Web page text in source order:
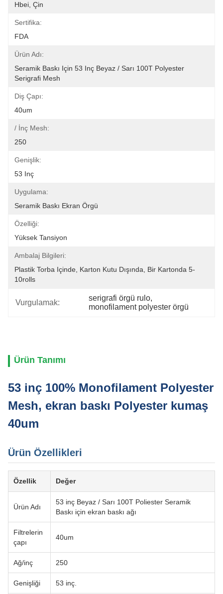
Hbei, Çin
Sertifika:
FDA
Ürün Adı:
Seramik Baskı Için 53 Inç Beyaz / Sarı 100T Polyester
Serigrafi Mesh
Diş Çapı:
40um
/ İnç Mesh:
250
Genişlik:
53 Inç
Uygulama:
Seramik Baskı Ekran Örgü
Özelliği:
Yüksek Tansiyon
Ambalaj Bilgileri:
Plastik Torba Içinde, Karton Kutu Dışında, Bir Kartonda 5-
10rolls
Vurgulamak:
serigrafi örgü rulo,
monofilament polyester örgü
Ürün Tanımı
53 inç 100% Monofilament Polyester
Mesh, ekran baskı Polyester kumaş
40um
Ürün Özellikleri
Özellik Değer
Ürün Adı
53 inç Beyaz / Sarı 100T Poliester Seramik
Baskı için ekran baskı ağı
Filtrelerin
çapı
40um
Ağ/inç 250
Genişliği 53 inç.